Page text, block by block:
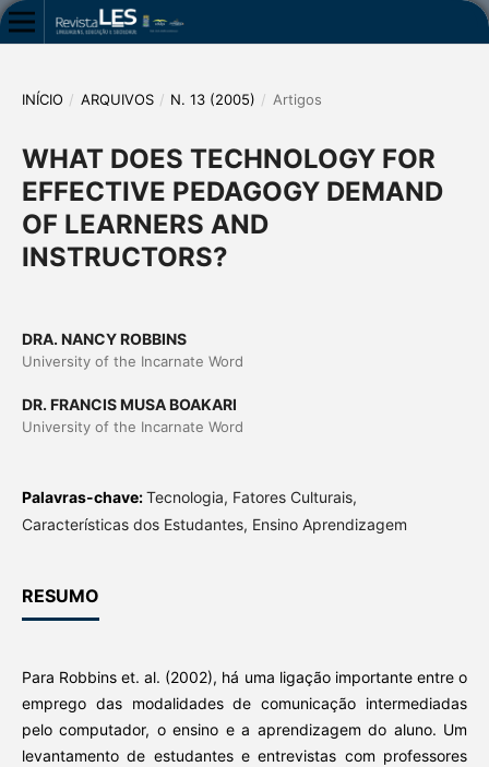
INÍCIO / ARQUIVOS / N. 13 (2005) / Artigos
WHAT DOES TECHNOLOGY FOR
EFFECTIVE PEDAGOGY DEMAND
OF LEARNERS AND
INSTRUCTORS?
DRA. NANCY ROBBINS
University of the Incarnate Word
DR. FRANCIS MUSA BOAKARI
University of the Incarnate Word
Palavras-chave:Tecnologia, Fatores Culturais,
Características dos Estudantes, Ensino Aprendizagem
RESUMO
Para Robbins et. al. (2002), há uma ligação importante entre o
emprego das modalidades de comunicação intermediadas
pelo computador, o ensino e a aprendizagem do aluno. Um
levantamento de estudantes e entrevistas com professores